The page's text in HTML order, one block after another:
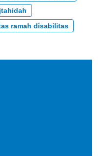
ramah disabilitas